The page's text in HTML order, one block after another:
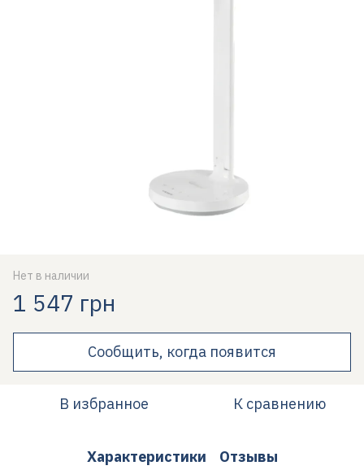
Нет в наличии
1 547 грн
Сообщить, когда появится
В избранное К сравнению
Характеристики Отзывы